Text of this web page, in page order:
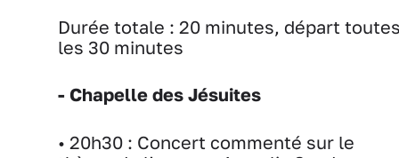
Durée totale : 20 minutes, départ
les 30 minutes
- Chapelle des Jésuites
• 20h30 : Concert commenté sur le